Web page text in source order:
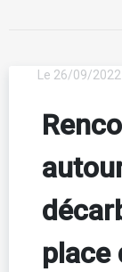
Le 26/09/
place